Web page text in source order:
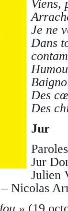
Viens,
Je ne
Dans
Des
Des
Jur
Jur
Julien
Nicolas